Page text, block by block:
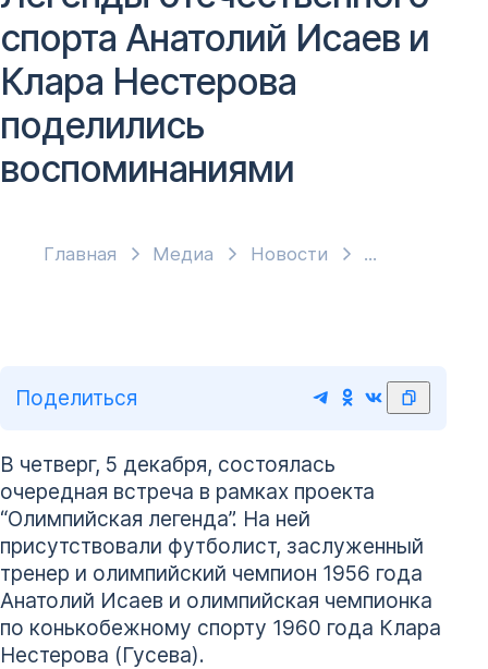
Главная Медиа Новости
спорта Анатолий Исаев и
Клара Нестерова
поделились
воспоминаниями
Поделиться
В четверг, 5 декабря, состоялась
очередная встреча в рамках проекта
“Олимпийская легенда”. На ней
присутствовали футболист, заслуженный
тренер и олимпийский чемпион 1956 года
Анатолий Исаев и олимпийская чемпионка
по конькобежному спорту 1960 года Клара
Нестерова (Гусева).